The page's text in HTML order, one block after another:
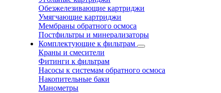
Обезжелезивающие картриджи
Умягчающие картриджи
Мембраны обратного осмоса
Постфильтры и минерализаторы
Комплектующие к фильтрам
Краны и смесители
Фитинги к фильтрам
Насосы к системам обратного осмоса
Накопительные баки
Манометры